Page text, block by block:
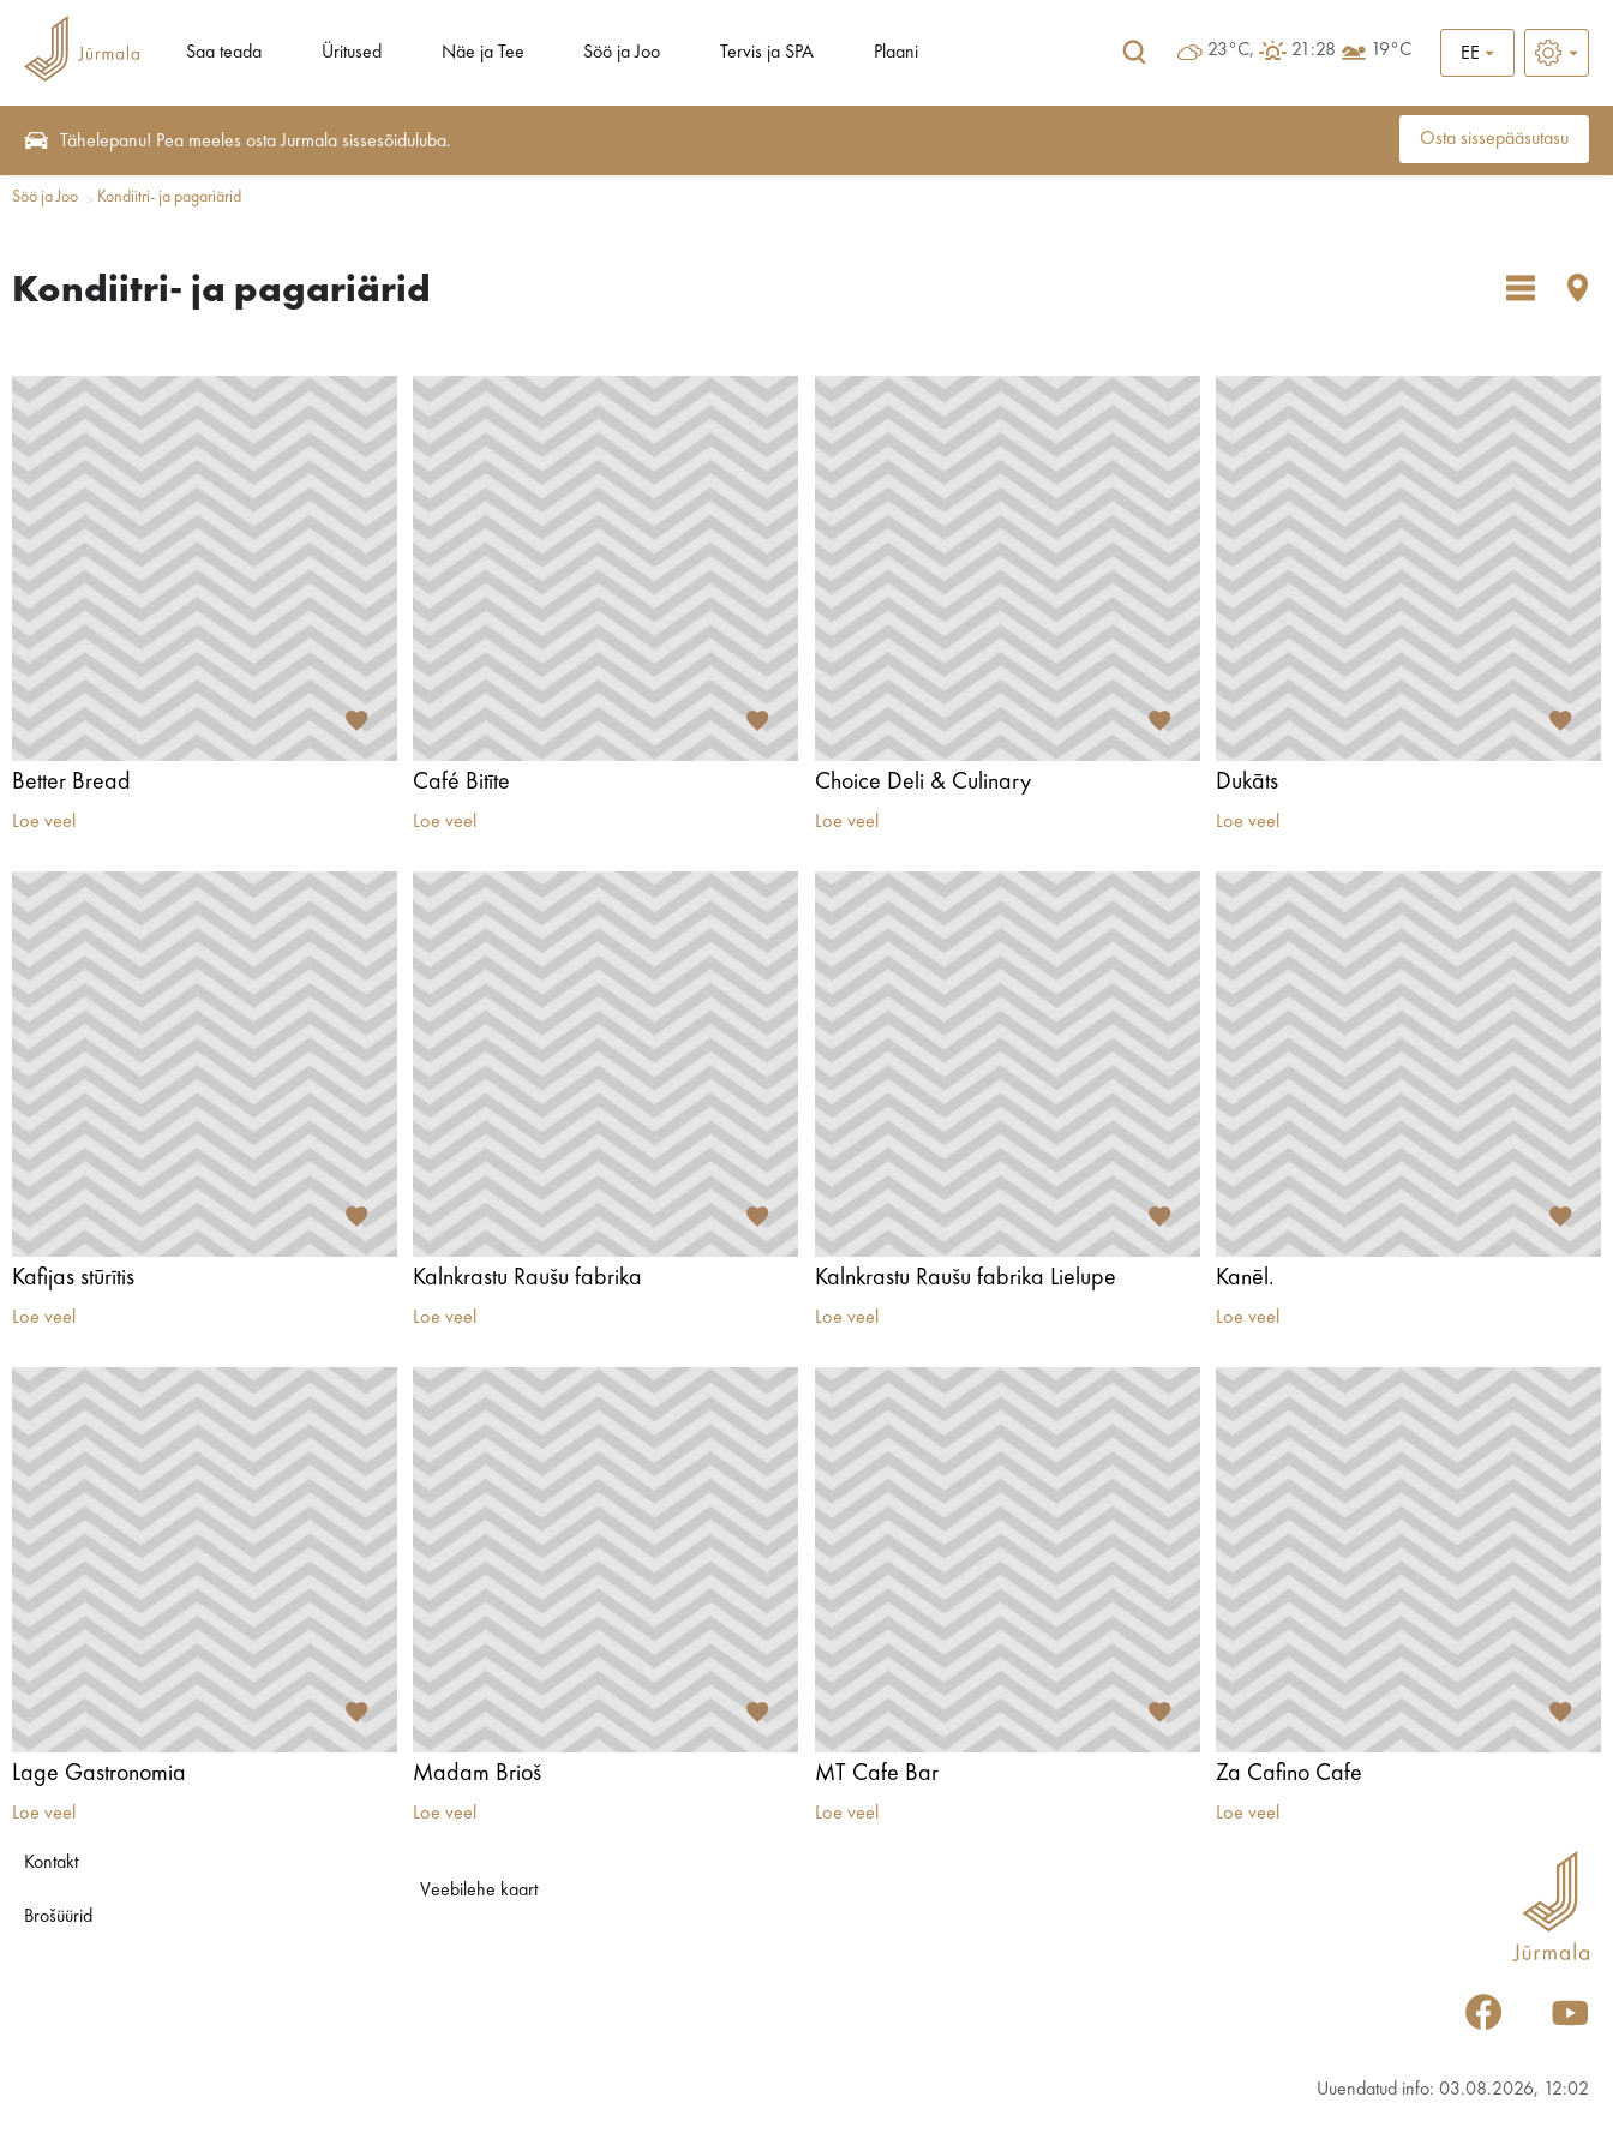
Saa teada Üritused Näe ja Tee Söö ja Joo Tervis ja SPA Plaani 23°C, 21:28 19°C EE
Tähelepanu! Pea meeles osta Jurmala sissesõiduluba. Osta sissepääsutasu
Söö ja Joo Kondiitri- ja pagariärid
Kondiitri- ja pagariärid
Better Bread
Loe veel
Café Bitīte
Loe veel
Choice Deli & Culinary
Loe veel
Dukāts
Loe veel
Kafijas stūrītis
Loe veel
Kalnkrastu Raušu fabrika
Loe veel
Kalnkrastu Raušu fabrika Lielupe
Loe veel
Kanēl.
Loe veel
Lage Gastronomia
Loe veel
Madam Brioš
Loe veel
MT Cafe Bar
Loe veel
Za Cafino Cafe
Loe veel
Kontakt
Brošüürid
Veebilehe kaart
Uuendatud info: 03.08.2026, 12:02